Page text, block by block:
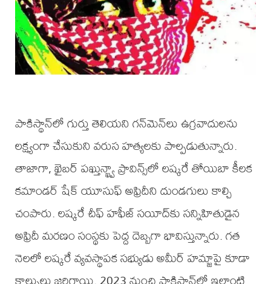
పాకిస్థాన్‌లో గుర్తు తెలియని గన్‌మెన్‌లు ఉగ్రవాదులను
లక్ష్యంగా చేసుకుని వరుస హత్యలకు పాల్పడుతున్నారు.
తాజాగా, ఖైబర్ పఖ్తున్ఖ్వా ప్రావిన్స్‌లో లష్కరే తోయిబా కీలక
కమాండర్ షేక్ యూసుఫ్ అఫ్రిదీని దుండగులు కాల్చి
చంపారు. లష్కరే చీఫ్ హఫీజ్ సయీద్‌కు సన్నిహితుడైన
అఫ్రిదీ మరణం సంస్థకు పెద్ద దెబ్బగా భావిస్తున్నారు. గత
నెలలో లష్కరే వ్యవస్థాపక సభ్యుడు అమీర్ హమ్జాపై కూడా